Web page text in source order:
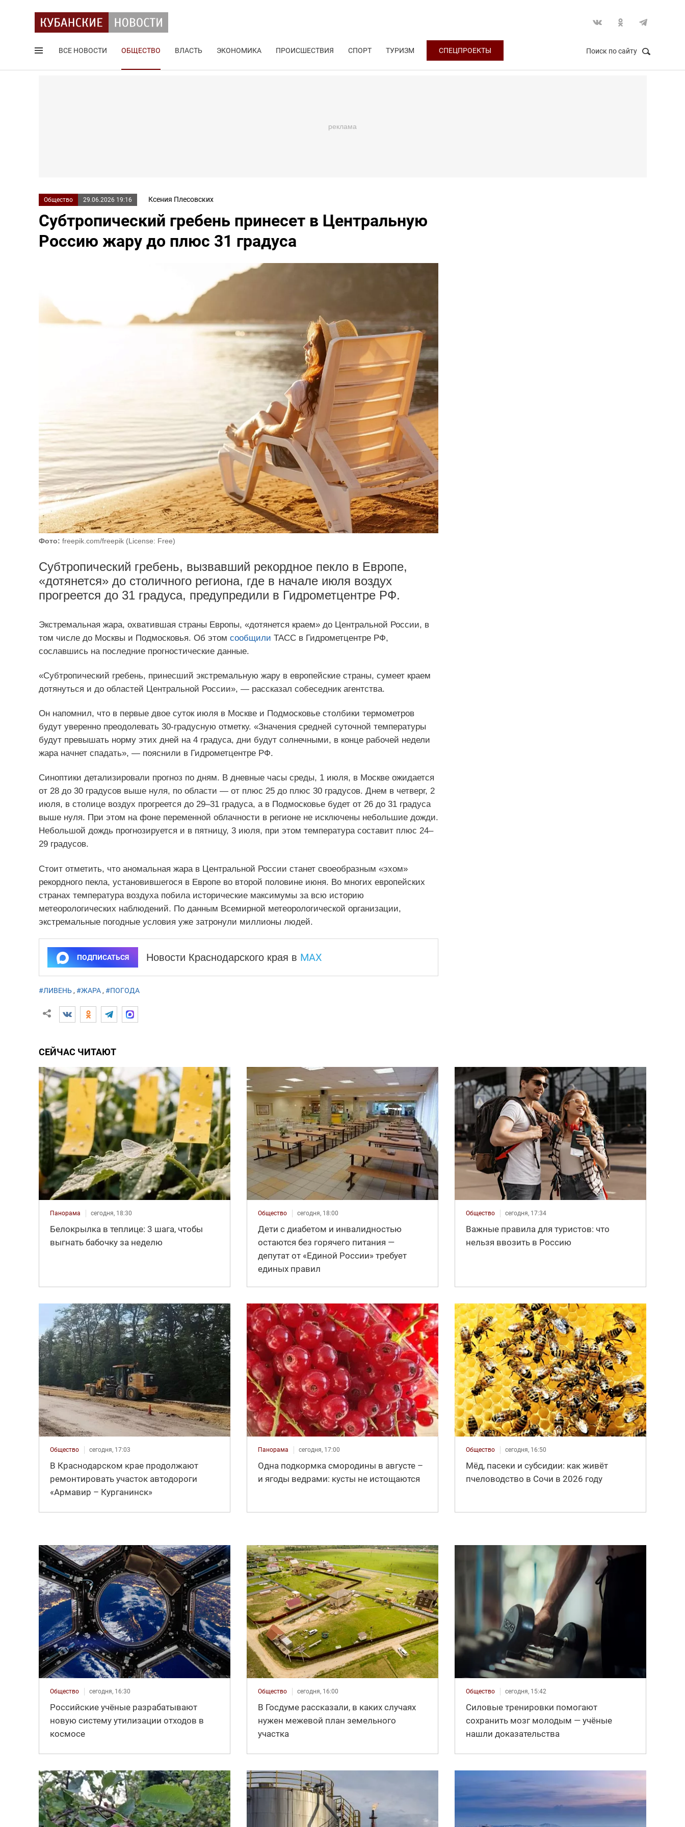
ВСЕ НОВОСТИ ОБЩЕСТВО ВЛАСТЬ ЭКОНОМИКА ПРОИСШЕСТВИЯ СПОРТ ТУРИЗМ СПЕЦПРОЕКТЫ Поиск по сайту
Общество 29.06.2026 19:16 Ксения Плесовских
Субтропический гребень принесет в Центральную
Россию жару до плюс 31 градуса
Фото: freepik.com/freepik (License: Free)
Субтропический гребень, вызвавший рекордное пекло в Европе,
«дотянется» до столичного региона, где в начале июля воздух
прогреется до 31 градуса, предупредили в Гидрометцентре РФ.
Экстремальная жара, охватившая страны Европы, «дотянется краем» до Центральной России, в
том числе до Москвы и Подмосковья. Об этом сообщили ТАСС в Гидрометцентре РФ,
сославшись на последние прогностические данные.
«Субтропический гребень, принесший экстремальную жару в европейские страны, сумеет краем
дотянуться и до областей Центральной России», — рассказал собеседник агентства.
Он напомнил, что в первые двое суток июля в Москве и Подмосковье столбики термометров
будут уверенно преодолевать 30-градусную отметку. «Значения средней суточной температуры
будут превышать норму этих дней на 4 градуса, дни будут солнечными, в конце рабочей недели
жара начнет спадать», — пояснили в Гидрометцентре РФ.
Синоптики детализировали прогноз по дням. В дневные часы среды, 1 июля, в Москве ожидается
от 28 до 30 градусов выше нуля, по области — от плюс 25 до плюс 30 градусов. Днем в четверг, 2
июля, в столице воздух прогреется до 29–31 градуса, а в Подмосковье будет от 26 до 31 градуса
выше нуля. При этом на фоне переменной облачности в регионе не исключены небольшие дожди.
Небольшой дождь прогнозируется и в пятницу, 3 июля, при этом температура составит плюс 24–
29 градусов.
Стоит отметить, что аномальная жара в Центральной России станет своеобразным «эхом»
рекордного пекла, установившегося в Европе во второй половине июня. Во многих европейских
странах температура воздуха побила исторические максимумы за всю историю
метеорологических наблюдений. По данным Всемирной метеорологической организации,
экстремальные погодные условия уже затронули миллионы людей.
ПОДПИСАТЬСЯ Новости Краснодарского края в MAX
#ЛИВЕНЬ, #ЖАРА, #ПОГОДА
СЕЙЧАС ЧИТАЮТ
Панорама сегодня, 18:30
Белокрылка в теплице: 3 шага, чтобы
выгнать бабочку за неделю
Общество сегодня, 18:00
Дети с диабетом и инвалидностью
остаются без горячего питания —
депутат от «Единой России» требует
единых правил
Общество сегодня, 17:34
Важные правила для туристов: что
нельзя ввозить в Россию
Общество сегодня, 17:03
В Краснодарском крае продолжают
ремонтировать участок автодороги
«Армавир – Курганинск»
Панорама сегодня, 17:00
Одна подкормка смородины в августе –
и ягоды ведрами: кусты не истощаются
Общество сегодня, 16:50
Мёд, пасеки и субсидии: как живёт
пчеловодство в Сочи в 2026 году
Общество сегодня, 16:30
Российские учёные разрабатывают
новую систему утилизации отходов в
космосе
Общество сегодня, 16:00
В Госдуме рассказали, в каких случаях
нужен межевой план земельного
участка
Общество сегодня, 15:42
Силовые тренировки помогают
сохранить мозг молодым — учёные
нашли доказательства